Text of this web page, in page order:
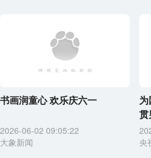
书画润童心 欢乐庆六一
2026-06-02 09:05:22
大象新闻
贯
央